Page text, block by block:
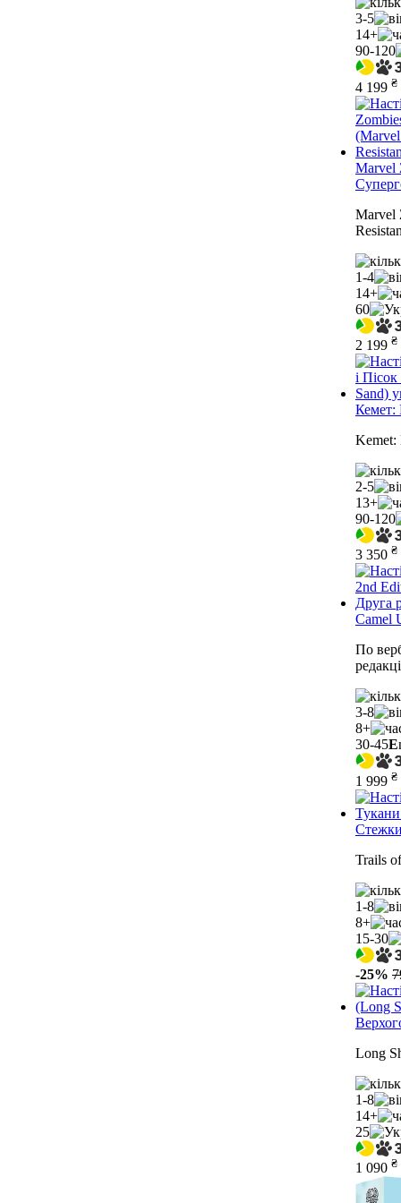
3-5
14+
90-120
4 199 ₴
Marvel
Marvel
1-4
14+
60
2 199 ₴
Кемет:
Kemet:
2-5
13+
90-120
3 350 ₴
Camel
По
3-8
8+
30-45E
1 999 ₴
Trails
1-8
8+
15-30
-25%
Long
1-8
14+
25
1 090 ₴